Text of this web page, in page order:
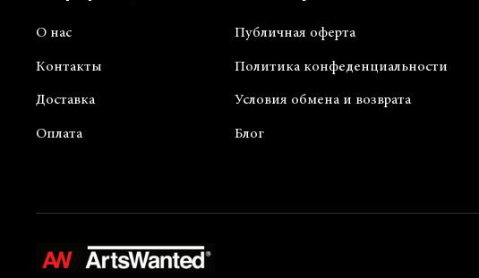
О нас
Контакты
Доставка
Оплата
Публичная оферта
Политика конфеденциальности
Условия обмена и возврата
Блог